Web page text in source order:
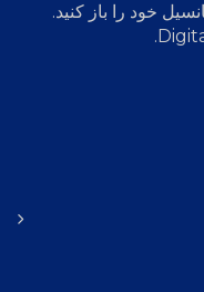
خود را باز کنید.
.